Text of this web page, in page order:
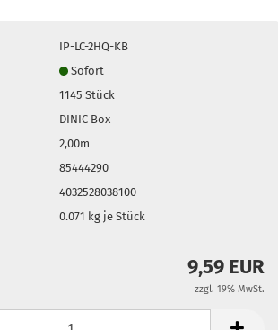
IP-LC-2HQ-KB
Sofort
1145Stück
DINIC Box
2,00m
85444290
4032528038100
0.071 kg je Stück
9,59 EUR
zzgl. 19% MwSt.